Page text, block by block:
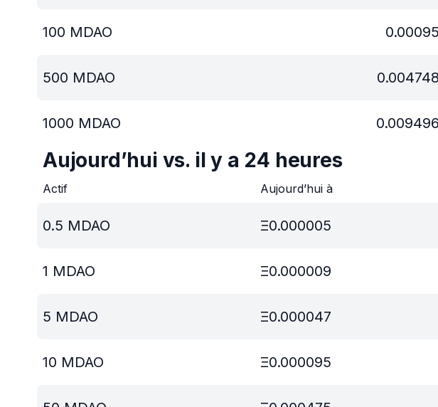
100 MDAO 0.00095
500 MDAO 0.004748
1000 MDAO 0.009496
Aujourd’hui vs. il y a 24 heures
Actif Aujourd’hui à
0.5 MDAO Ξ0.000005
1 MDAO Ξ0.000009
5 MDAO Ξ0.000047
10 MDAO Ξ0.000095